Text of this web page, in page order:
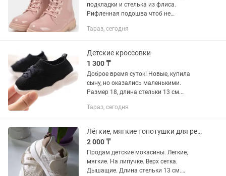
подкладки и стелька из флиса.
Рифленная подошва чтоб не
Новые, ни раз не одевали. Купила
Тараз, сегодня
Детские кроссовки
1 300 ₸
Доброе время суток! Новые, купила
сыну, но оказались маленькими.
Размер 18, длина стельки 13 см.
Тараз, сегодня
Лёгкие, мягкие топотушки для ребенка
2 000 ₸
Продам детские мокасины. Легкие,
мягкие. На липучке. Верх сетка.
Дышащие. Длина стельки 13 см.